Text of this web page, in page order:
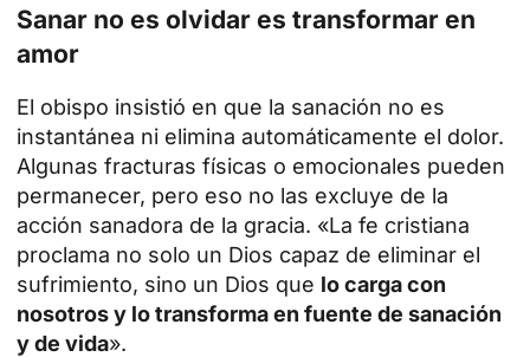
Sanar no es olvidar es transformar en
amor
El obispo insistió en que la sanación no es
instantánea ni elimina automáticamente el dolor.
Algunas fracturas físicas o emocionales pueden
permanecer, pero eso no las excluye de la
acción sanadora de la gracia. «La fe cristiana
proclama no solo un Dios capaz de eliminar el
sufrimiento, sino un Dios que lo carga con
nosotros y lo transforma en fuente de sanación
y de vida».